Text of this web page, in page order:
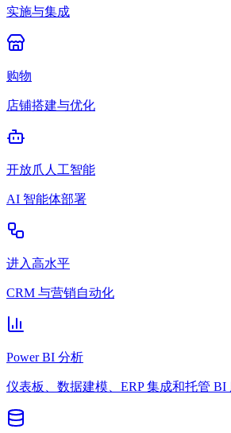
实施与集成
购物
店铺搭建与优化
开放爪人工智能
AI 智能体部署
进入高水平
CRM 与营销自动化
Power BI 分析
仪表板、数据建模、ERP 集成和托管 BI